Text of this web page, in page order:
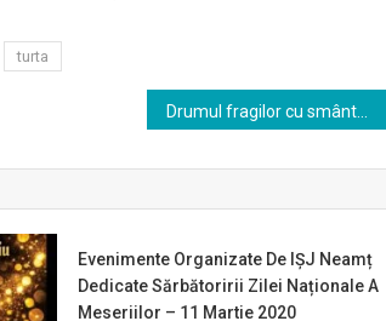
turta
Evenimente Organizate De IȘJ Neamț
Dedicate Sărbătoririi Zilei Naționale A
Meseriilor – 11 Martie 2020